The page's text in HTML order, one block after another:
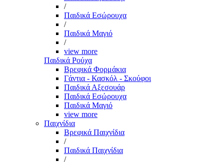
/
Παιδικά Εσώρουχα
/
Παιδικά Μαγιό
/
view more
Παιδικά Ρούχα
Βρεφικά Φορμάκια
Γάντια - Κασκόλ - Σκούφοι
Παιδικά Αξεσουάρ
Παιδικά Εσώρουχα
Παιδικά Μαγιό
view more
Παιχνίδια
Βρεφικά Παιχνίδια
/
Παιδικά Παιχνίδια
/